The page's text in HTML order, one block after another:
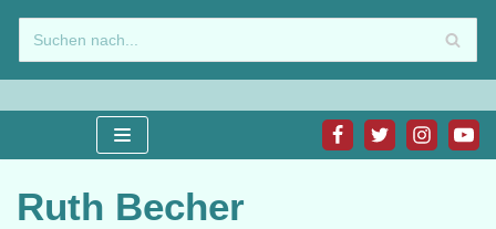
Zum
Inhalt
springen
Ruth Becher